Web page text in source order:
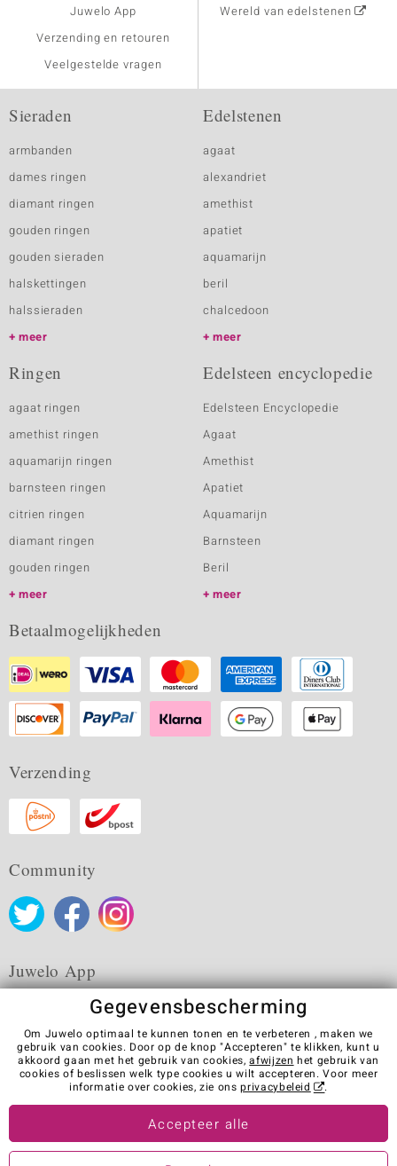
Juwelo App
Verzending en retouren
Veelgestelde vragen
Wereld van edelstenen
Sieraden
armbanden
dames ringen
diamant ringen
gouden ringen
gouden sieraden
halskettingen
halssieraden
meer
Edelstenen
agaat
alexandriet
amethist
apatiet
aquamarijn
beril
chalcedoon
meer
Ringen
agaat ringen
amethist ringen
aquamarijn ringen
barnsteen ringen
citrien ringen
diamant ringen
gouden ringen
meer
Edelsteen encyclopedie
Edelsteen Encyclopedie
Agaat
Amethist
Apatiet
Aquamarijn
Barnsteen
Beril
meer
Betaalmogelijkheden
Verzending
Community
Juwelo App
Algemene verkoopvoorwaarden Privacybeleid
Cookies
Colofon
Contact
Contract herroepen
Visit our stores in other countries:
Gegevensbescherming
Om Juwelo optimaal te kunnen tonen en te verbeteren , maken we
gebruik van cookies. Door op de knop "Accepteren" te klikken, kunt u
akkoord gaan met het gebruik van cookies,afwijzen het gebruik van
cookies of beslissen welk type cookies u wilt accepteren. Voor meer
informatie over cookies, zie onsprivacybeleid .
Accepteer alle